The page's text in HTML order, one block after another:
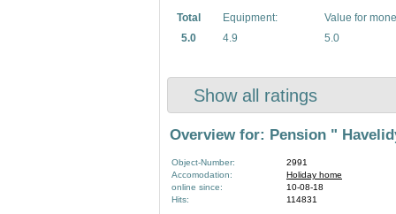
Total
5.0
Equipment:
4.9
Value for
5.0
Show all ratings
Overview for: Pension "
Object-Number:
2991
Accomodation:
Holiday home
online since:
10-08-18
Hits:
114831